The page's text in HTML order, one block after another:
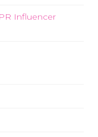
Influencer